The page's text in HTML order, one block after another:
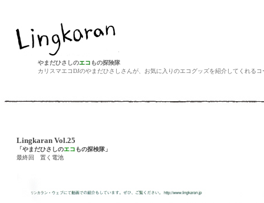
やまだひさしのエコ もの探険隊
カリスマエコDJのやまだひさしさんが、お気に入りのエコグッズを紹介してくれるコ
Lingkaran Vol.25
「やまだひさしのエコ もの探検隊」
最終回 置く電池